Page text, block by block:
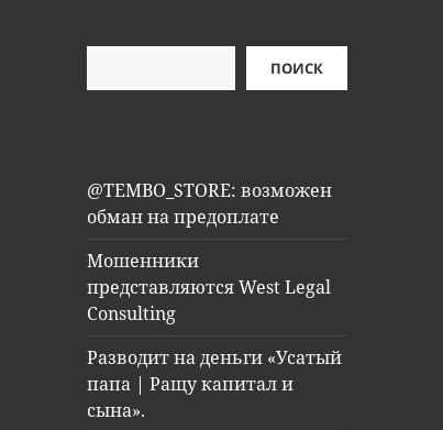
ПОИСК
@TEMBO_STORE: возможен
обман на предоплате
Мошенники
представляются West Legal
Consulting
Разводит на деньги «Усатый
папа | Ращу капитал и
сына».